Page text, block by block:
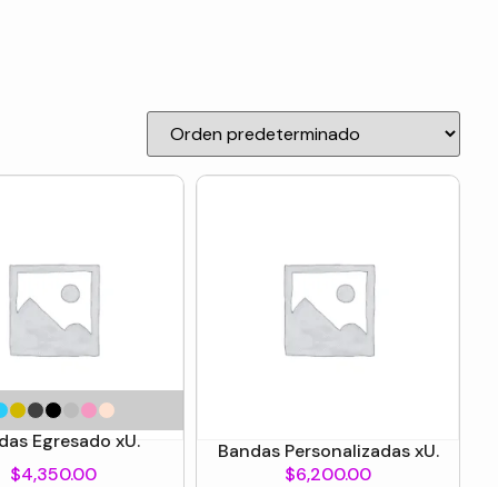
Egresado xU.
$4,350.00
Bandas Personalizadas xU.
$6,200.00